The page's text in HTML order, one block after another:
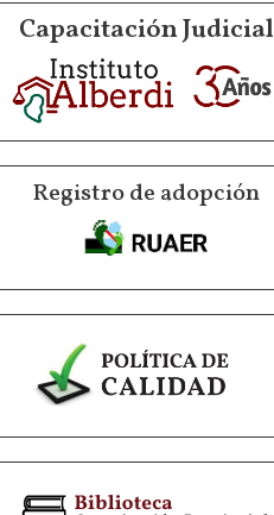
Capacitación Judicial
Registro de adopción